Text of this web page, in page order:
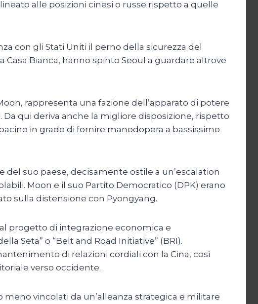
alle posizioni cinesi o russe rispetto a quelle
con gli Stati Uniti il perno della sicurezza del
Bianca, hanno spinto Seoul a guardare altrove
rappresenta una fazione dell’apparato di potere
qui deriva anche la migliore disposizione, rispetto
in grado di fornire manodopera a bassissimo
suo paese, decisamente ostile a un’escalation
Moon e il suo Partito Democratico (DPK) erano
sulla distensione con Pyongyang.
progetto di integrazione economica e
Seta” o “Belt and Road Initiative” (BRI).
di relazioni cordiali con la Cina, così
verso occidente.
meno vincolati da un’alleanza strategica e militare